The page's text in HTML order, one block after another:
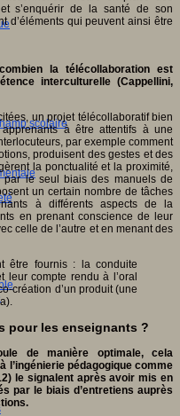
scolaire
s’enquérir de la santé de son
d’éléments qui peuvent ainsi être
la télécollaboration est
interculturelle (Cappellini,
un projet télécollaboratif bien
à être attentifs à une
par exemple comment
produisent des gestes et des
la ponctualité et la proximité,
par le seul biais des manuels de
un certain nombre de tâches
à différents aspects de la
en prenant conscience de leur
celle de l’autre et en menant des
être fournis : la conduite
leur compte rendu à l’oral
création d’un produit (une
pour les enseignants ?
de manière optimale, cela
l’ingénierie pédagogique comme
le signalent après avoir mis en
par le biais d’entretiens auprès